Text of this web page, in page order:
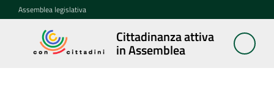
Vai al contenuto
Vai alla navigazione
Vai al footer
Assemblea legislativa
Cittadinanza attiva
in Assemblea
Cittadinanza
attiva in